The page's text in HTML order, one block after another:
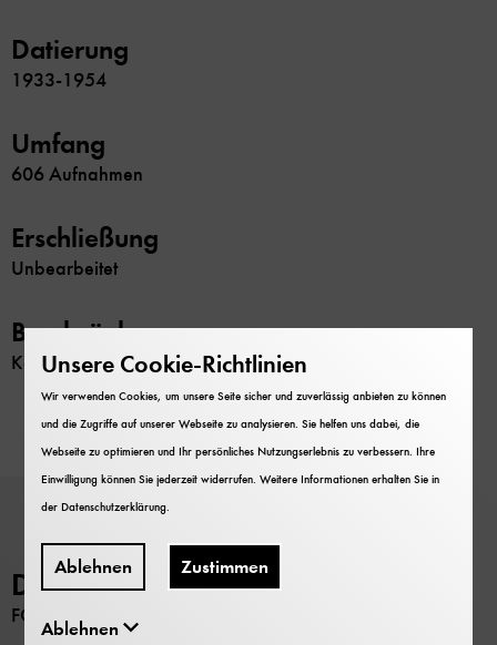
Datierung
1933-1954
Umfang
606 Aufnahmen
Erschließung
Unbearbeitet
Beschränkung
Keine
Deutsches Museum
FORSCHUNG
Unsere Cookie-Richtlinien
Wir verwenden Cookies, um unsere Seite sicher und zuverlässig anbieten zu können
und die Zugriffe auf unserer Webseite zu analysieren. Sie helfen uns dabei, die
Webseite zu optimieren und Ihr persönliches Nutzungserlebnis zu verbessern. Ihre
Einwilligung können Sie jederzeit widerrufen. Weitere Informationen erhalten Sie in
derDatenschutzerklärung.
Ablehnen Zustimmen
Ablehnen